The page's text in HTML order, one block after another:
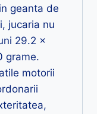
geanta de
jucaria nu
29.2 x
grame.
motorii